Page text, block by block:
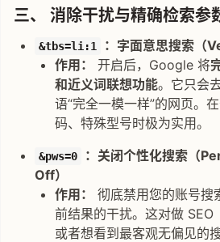
三、 消除干扰与精确检索参
&tbs=li:1
：字面意思搜索（
作用：
开启后，Google 将
和近义词联想功能。它只会
语“完全一模一样”的网页。
码、特殊型号时极为实用。
&pws=0
：关闭个性化搜索（
Off）
作用：
彻底禁用您的账号搜
前结果的干扰。这对做 SEO
或者想看到最客观无偏见的